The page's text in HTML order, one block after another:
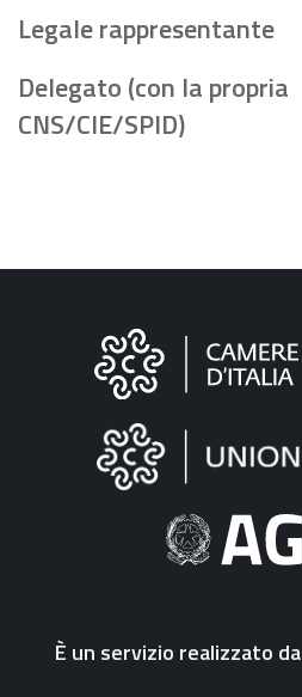
Legale rappresentante
Delegato (con la propria
CNS/CIE/SPID)
Informazioni
"Fattura
Elettronica"
È un servizio realizzato da